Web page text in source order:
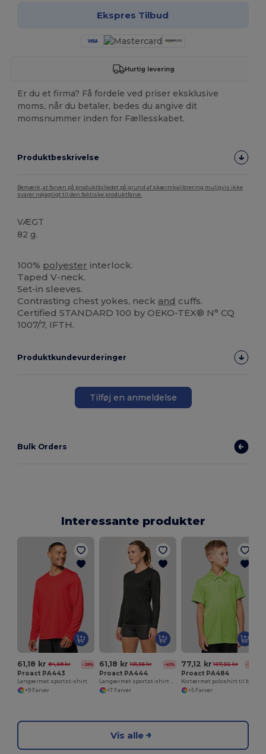
Ekspres Tilbud
Hurtig levering
Er du et firma? Få fordele ved priser eksklusive
moms, når du betaler, bedes du angive dit
momsnummer inden for Fællesskabet.
Produktbeskrivelse
Bemærk, at farven på produktbilledet på grund af skærmkalibrering muligvis ikke
svarer nøjagtigt til den faktiske produktfarve.
VÆGT
82 g.
100% polyester interlock.
Taped V-neck.
Set-in sleeves.
Contrasting chest yokes, neck and cuffs.
Certified STANDARD 100 by OEKO-TEX® N° CQ
1007/7, IFTH.
Produktkundevurderinger
Tilføj en anmeldelse
Bulk Orders
Interessante produkter
61,18 kr 84,68 kr -28%
Proact PA443
Langærmet sportst-shirt
+9 Farver
61,18 kr 101,56 kr -40%
Proact PA444
Langærmet sportst-shirt til kvinder
+7 Farver
77,12 kr 107,02 kr -28%
Proact PA484
+5 Farver
Vis alle